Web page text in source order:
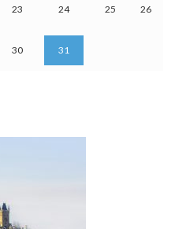
23 24 25 26
30 31